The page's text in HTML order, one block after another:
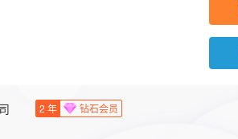
2 年 钻石会员